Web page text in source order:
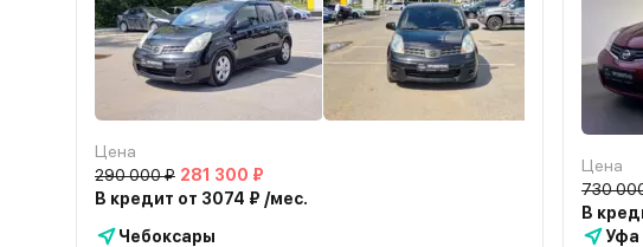
Цена
290 000 ₽ 281 300 ₽
В кредит от 3074 ₽ /мес.
Чебоксары
Цена
730
В
Уфа